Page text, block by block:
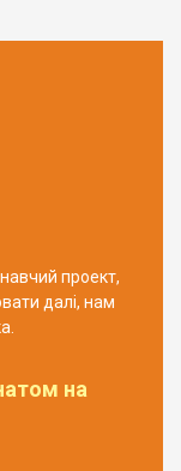
проект,
далі, нам
на